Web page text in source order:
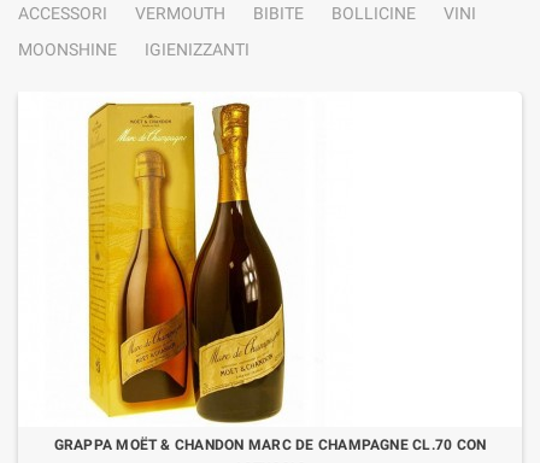
ACCESSORI
VERMOUTH BIBITE BOLLICINE
VINI
MOONSHINE
IGIENIZZANTI
GRAPPA MOËT & CHANDON MARC DE CHAMPAGNE CL.70 CON